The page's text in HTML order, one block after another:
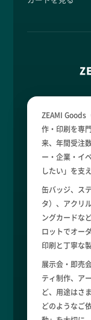
ZEAMI Goods
作・印刷を専
来、年間受注
ー・企業・イ
したい」を支
缶バッジ、ス
タ）、アクリ
ングカードな
ロットでオー
印刷と丁寧な
展示会・即売
ティ制作、ア
ど、用途はさ
どのようなご